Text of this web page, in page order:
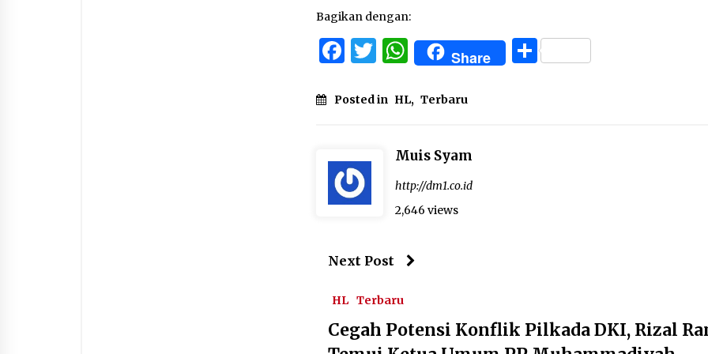
Bagikan dengan:
Facebook
Twitter
WhatsApp
Share Share
Posted in HL, Terbaru
Muis Syam
http://dm1.co.id
2,646 views
Next Post
HL Terbaru
Cegah Potensi Konflik Pilkada DKI, Rizal